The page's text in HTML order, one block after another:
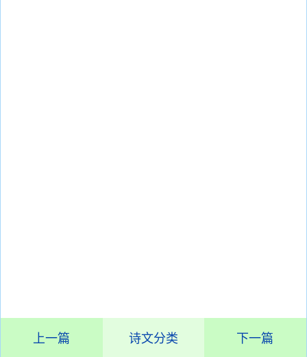
上一篇 诗文分类 下一篇